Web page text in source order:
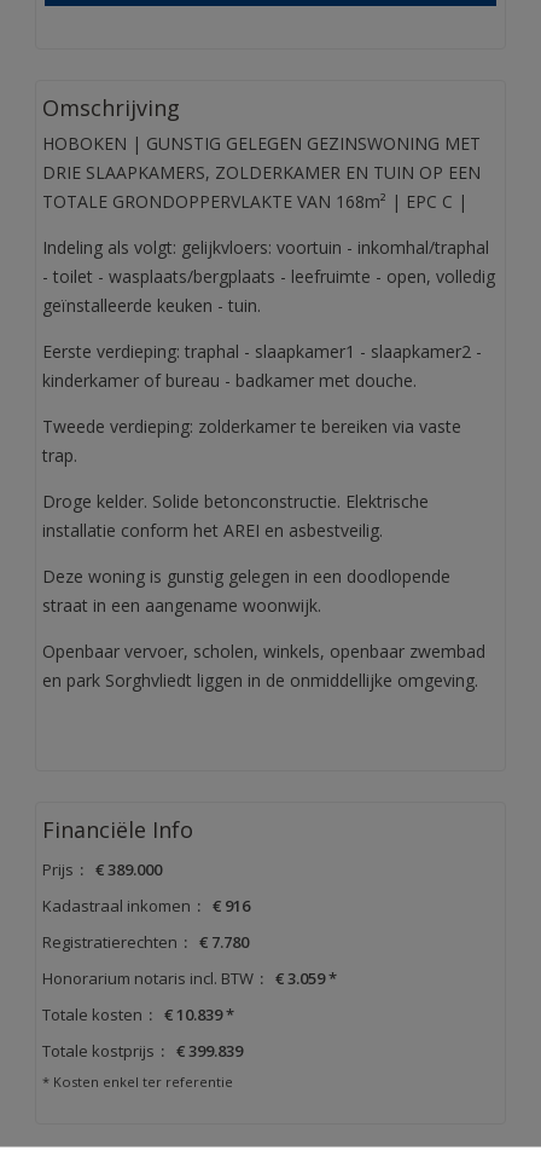
Omschrijving
HOBOKEN | GUNSTIG GELEGEN GEZINSWONING MET
DRIE SLAAPKAMERS, ZOLDERKAMER EN TUIN OP EEN
TOTALE GRONDOPPERVLAKTE VAN 168m² | EPC C |
Indeling als volgt: gelijkvloers: voortuin - inkomhal/traphal
- toilet - wasplaats/bergplaats - leefruimte - open, volledig
geïnstalleerde keuken - tuin.
Eerste verdieping: traphal - slaapkamer1 - slaapkamer2 -
kinderkamer of bureau - badkamer met douche.
Tweede verdieping: zolderkamer te bereiken via vaste
trap.
Droge kelder. Solide betonconstructie. Elektrische
installatie conform het AREI en asbestveilig.
Deze woning is gunstig gelegen in een doodlopende
straat in een aangename woonwijk.
Openbaar vervoer, scholen, winkels, openbaar zwembad
en park Sorghvliedt liggen in de onmiddellijke omgeving.
Financiële Info
Prijs : € 389.000
Kadastraal inkomen : € 916
Registratierechten : € 7.780
Honorarium notaris incl. BTW : € 3.059 *
Totale kosten : € 10.839 *
Totale kostprijs : € 399.839
* Kosten enkel ter referentie